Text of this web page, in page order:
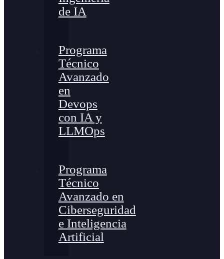
de IA
Programa
Técnico
Avanzado
en
Devops
con IA y
LLMOps
Programa
Técnico
Avanzado en
Ciberseguridad
e Inteligencia
Artificial